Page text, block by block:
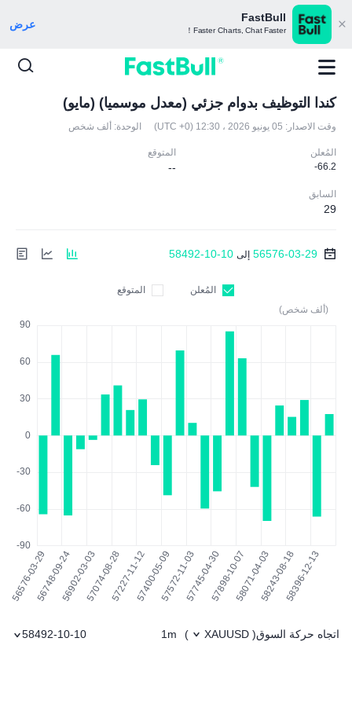
FastBull
Faster Charts, Chat Faster！ عرض
كندا التوظيف بدوام جزئي (معدل موسميا) (مايو)
وقت الاصدار: 05 يونيو 2026 ، 12:30 (UTC +0) الوحدة: ألف شخص
المُعلن
-66.2
المتوقع
--
السابق
29
56576-03-29 إلى 58492-10-10
المُعلن
المتوقع
(ألف شخص)
اتجاه حركة السوق(
XAUUSD
)
1m
58492-10-10